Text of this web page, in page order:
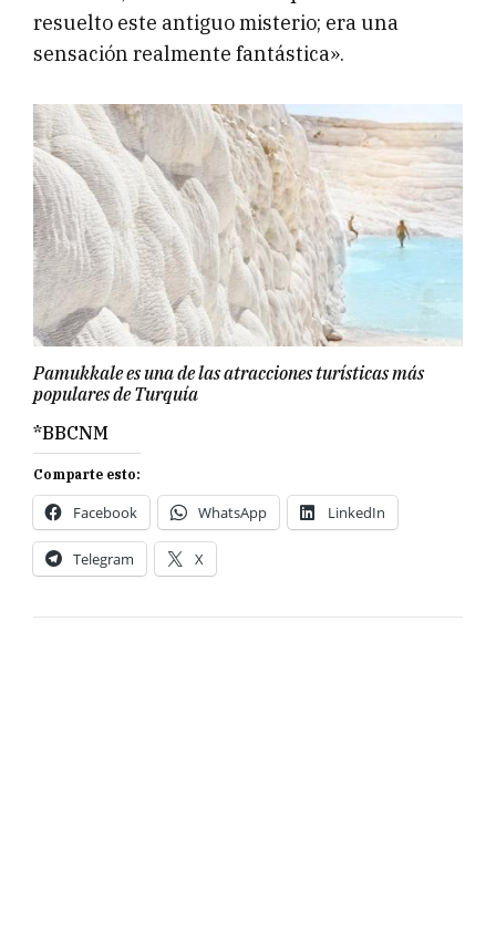
resuelto este antiguo misterio; era una
sensación realmente fantástica».
Pamukkale es una de las atracciones turísticas más
populares de Turquía
*BBCNM
Comparte esto:
Facebook WhatsApp LinkedIn
Telegram X